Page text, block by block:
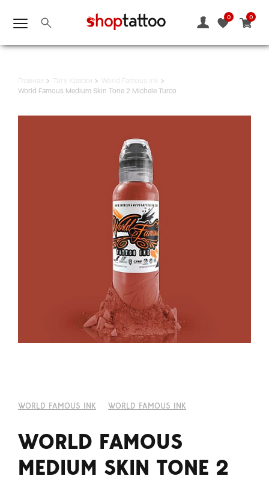
0
0
Главная Тату Краски
World Famous ink
World Famous Medium Skin Tone 2 Michele Turco
WORLD FAMOUS INK WORLD FAMOUS INK
WORLD FAMOUS
MEDIUM SKIN TONE 2